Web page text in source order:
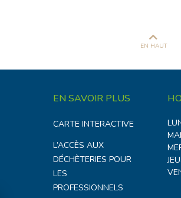
EN HAUT
EN SAVOIR PLUS
CARTE INTERACTIVE
L’ACCÈS AUX
DÉCHÈTERIES POUR
LES
PROFESSIONNELS